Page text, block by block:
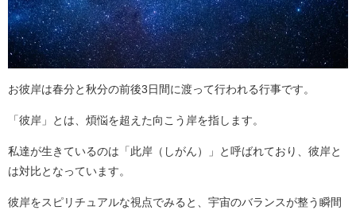
お彼岸は春分と秋分の前後3日間に渡って行われる行事です。
「彼岸」とは、煩悩を超えた向こう岸を指します。
私達が生きているのは「此岸（しがん）」と呼ばれており、彼岸と
は対比となっています。
彼岸をスピリチュアルな視点でみると、宇宙のバランスが整う瞬間